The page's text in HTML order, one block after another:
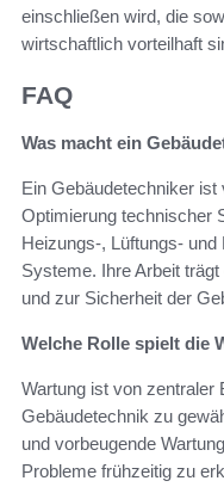
einschließen wird, die
wirtschaftlich vorteilhaft
FAQ
Was macht ein
Ein Gebäudetechniker ist
Optimierung technischer
Heizungs-, Lüftungs-
Systeme. Ihre Arbeit
und zur Sicherheit der
Welche Rolle spielt die
Wartung ist von zentraler
Gebäudetechnik zu
und vorbeugende
Probleme frühzeitig zu